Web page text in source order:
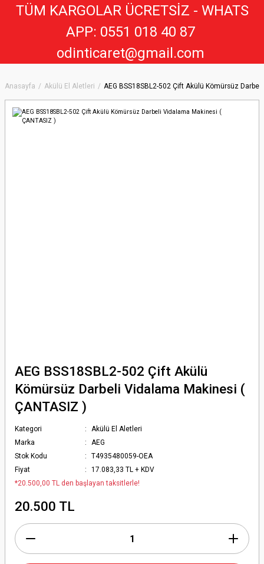
Anasayfa Akülü El Aletleri AEG BSS18SBL2-502 Çift Akülü Kömürsüz
AEG BSS18SBL2-502 Çift Akülü
Kömürsüz Darbeli Vidalama Makinesi (
ÇANTASIZ )
Kategori
Akülü El Aletleri
Marka
AEG
Stok Kodu
T4935480059-OEA
Fiyat
17.083,33 TL + KDV
*20.500,00 TL den başlayan taksitlerle!
20.500 TL
TÜM KARGOLAR ÜCRETSİZ - WHATS
APP: 0551 018 40 87
odinticaret@gmail.com